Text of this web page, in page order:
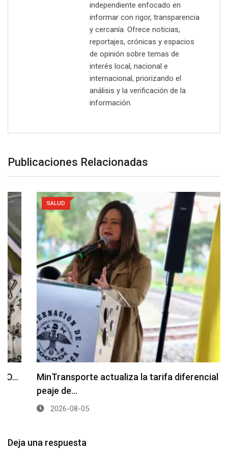
independiente enfocado en
informar con rigor, transparencia
y cercanía. Ofrece noticias,
reportajes, crónicas y espacios
de opinión sobre temas de
interés local, nacional e
internacional, priorizando el
análisis y la verificación de la
información.
Publicaciones Relacionadas
MinTransporte actualiza la tarifa diferencial del
peaje de…
2026-08-05
Deja una respuesta